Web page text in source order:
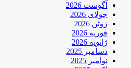
آگوست 2026
جولای 2026
ژوئن 2026
فوریه 2026
ژانویه 2026
دسامبر 2025
نوامبر 2025